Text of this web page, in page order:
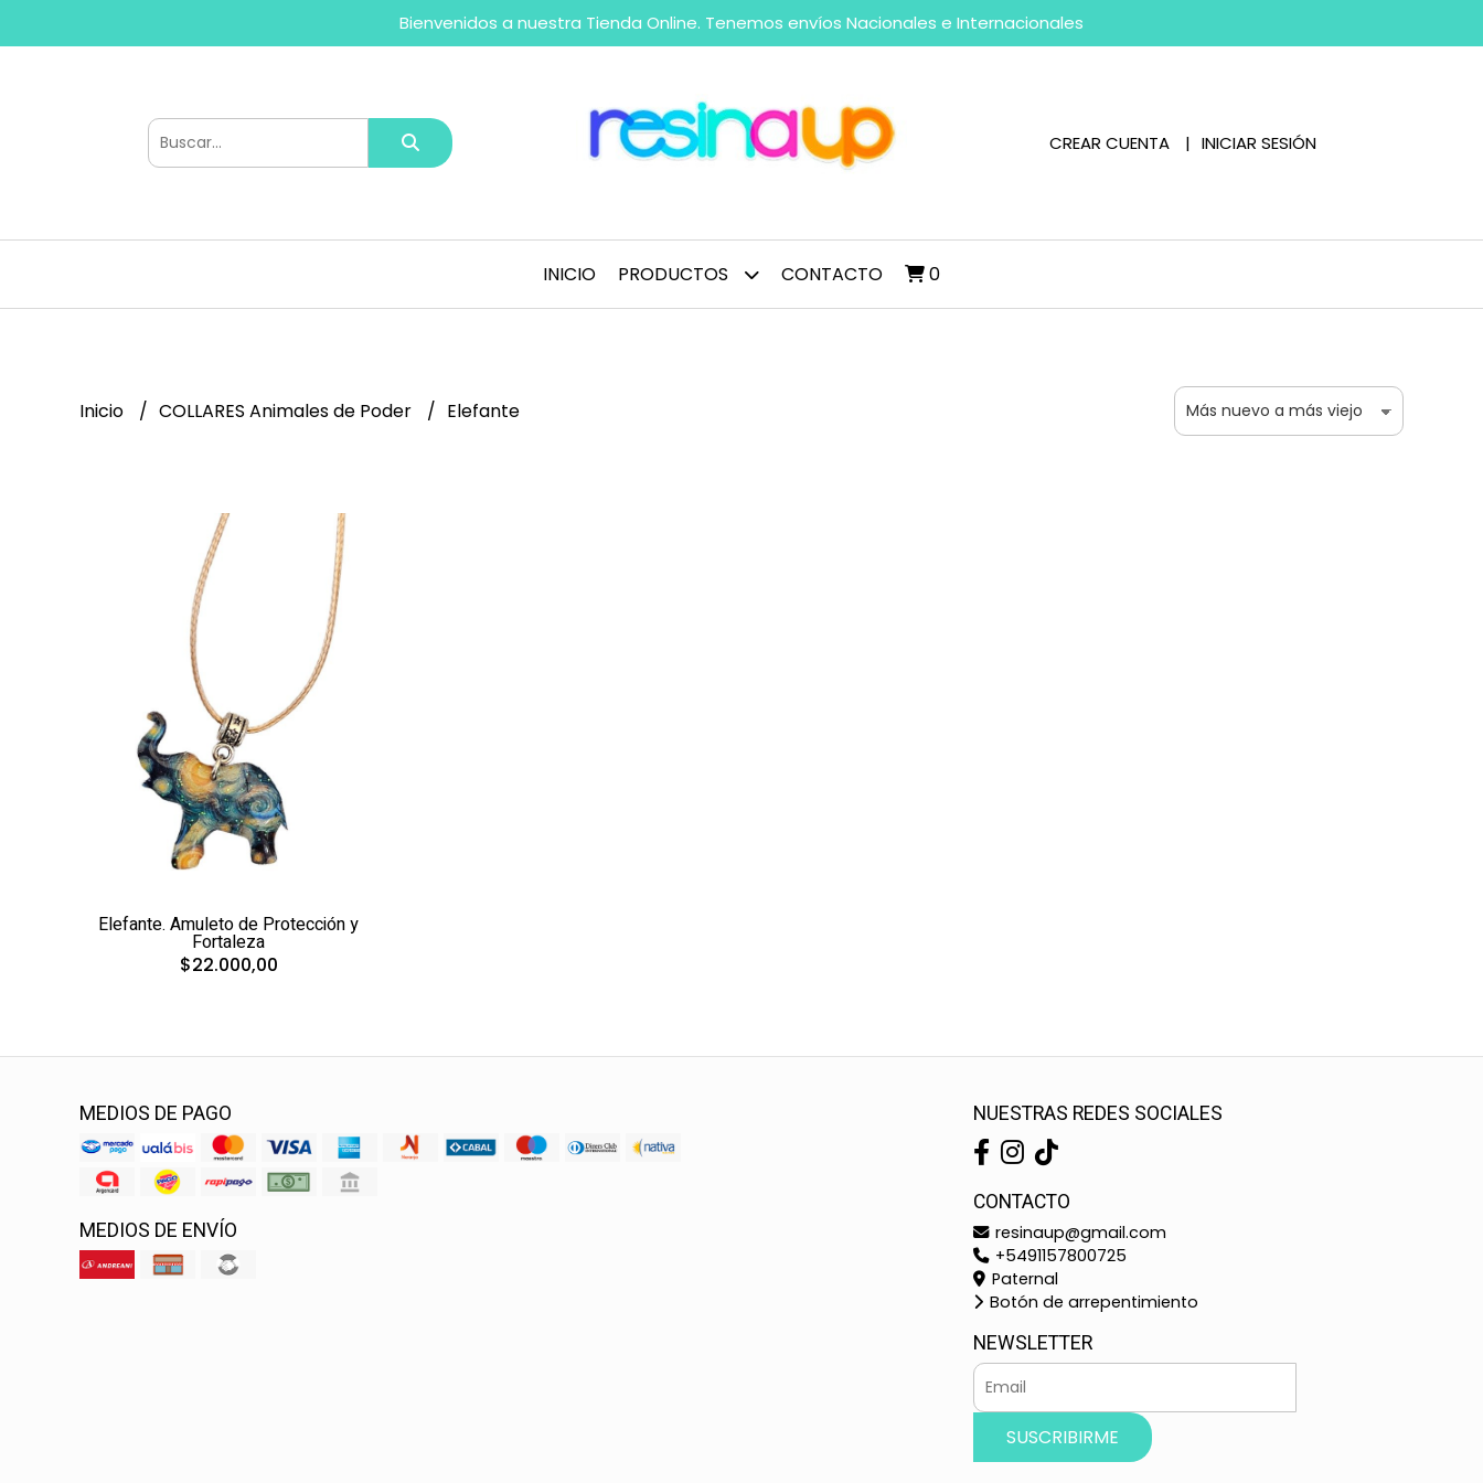
Bienvenidos a nuestra Tienda Online. Tenemos envíos Nacionales e Internacionales
CREAR CUENTA INICIAR SESIÓN
INICIO PRODUCTOS CONTACTO 0
Inicio COLLARES Animales de Poder Elefante
Elefante. Amuleto de Protección y
Fortaleza
$22.000,00
MEDIOS DE PAGO
MEDIOS DE ENVÍO
NUESTRAS REDES SOCIALES
CONTACTO
resinaup@gmail.com
+5491157800725
Paternal
Botón de arrepentimiento
NEWSLETTER
SUSCRIBIRME